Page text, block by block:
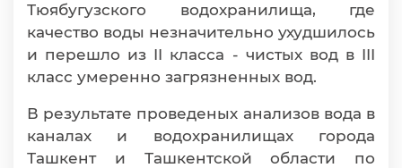
Тюябугузского водохранилища, где
качество воды незначительно ухудшилось
и перешло из II класса - чистых вод в III
класс умеренно загрязненных вод.
В результате проведеных анализов вода в
каналах и водохранилищах города
Ташкент и Ташкентской области по